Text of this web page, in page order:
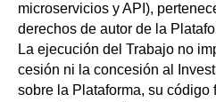
microservicios y API),
derechos de autor de la
La ejecución del Trabajo no
cesión ni la concesión al
sobre la Plataforma, su código